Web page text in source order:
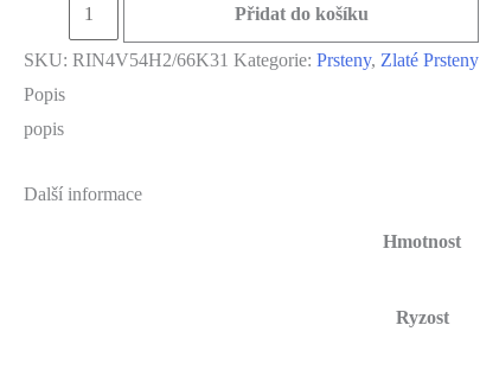
585/1000,
Hmotnost:
2,66g,
Přidat do košíku
SKU: RIN4V54H2/66K31 Kategorie: Prsteny, Zlaté Prsteny
Popis
popis
Další informace
Hmotnost
Ryzost